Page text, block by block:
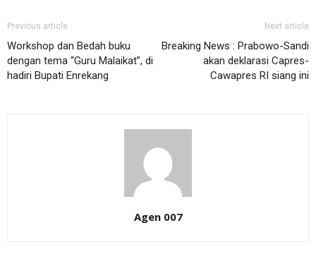
Previous article
Workshop dan Bedah buku
dengan tema “Guru Malaikat”, di
hadiri Bupati Enrekang
Next article
Breaking News : Prabowo-Sandi
akan deklarasi Capres-
Cawapres RI siang ini
Agen 007